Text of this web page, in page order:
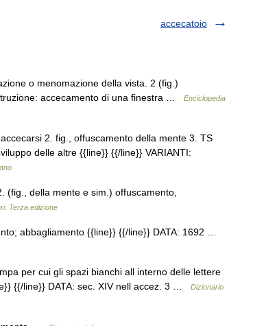
accecatoio
o menomazione della vista. 2 (fig.)
accecamento di una finestra …
Enciclopedia
2. fig., offuscamento della mente 3. TS
delle altre {{line}} {{/line}} VARIANTI:
della mente e sim.) offuscamento,
Terza edizione
abbagliamento {{line}} {{/line}} DATA: 1692 …
per cui gli spazi bianchi all interno delle lettere
{{/line}} DATA: sec. XIV nell accez. 3 …
Dizionario